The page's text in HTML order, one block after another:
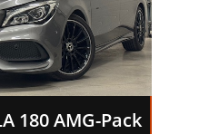
180 AMG-Pack